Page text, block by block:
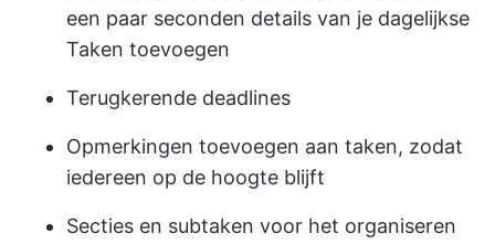
een paar seconden details van je dagelijkse
Taken toevoegen
Terugkerende deadlines
Opmerkingen toevoegen aan taken, zodat
iedereen op de hoogte blijft
Secties en subtaken voor het organiseren